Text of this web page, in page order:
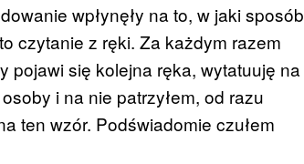
wpłynęły na to, w jaki sposób
czytanie z ręki. Za każdym razem
pojawi się kolejna ręka, wytatuuję na
i na nie patrzyłem, od razu
ten wzór. Podświadomie czułem